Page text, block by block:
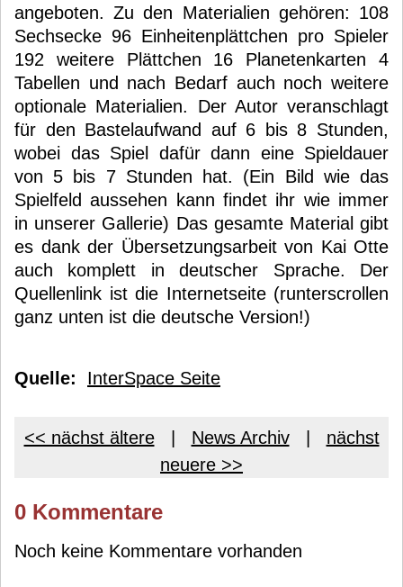
angeboten. Zu den Materialien gehören: 108
Sechsecke 96 Einheitenplättchen pro Spieler
192 weitere Plättchen 16 Planetenkarten 4
Tabellen und nach Bedarf auch noch weitere
optionale Materialien. Der Autor veranschlagt
für den Bastelaufwand auf 6 bis 8 Stunden,
wobei das Spiel dafür dann eine Spieldauer
von 5 bis 7 Stunden hat. (Ein Bild wie das
Spielfeld aussehen kann findet ihr wie immer
in unserer Gallerie) Das gesamte Material gibt
es dank der Übersetzungsarbeit von Kai Otte
auch komplett in deutscher Sprache. Der
Quellenlink ist die Internetseite (runterscrollen
ganz unten ist die deutsche Version!)
Quelle: InterSpace Seite
<< nächst ältere| News Archiv| nächst
neuere >>
0 Kommentare
Noch keine Kommentare vorhanden